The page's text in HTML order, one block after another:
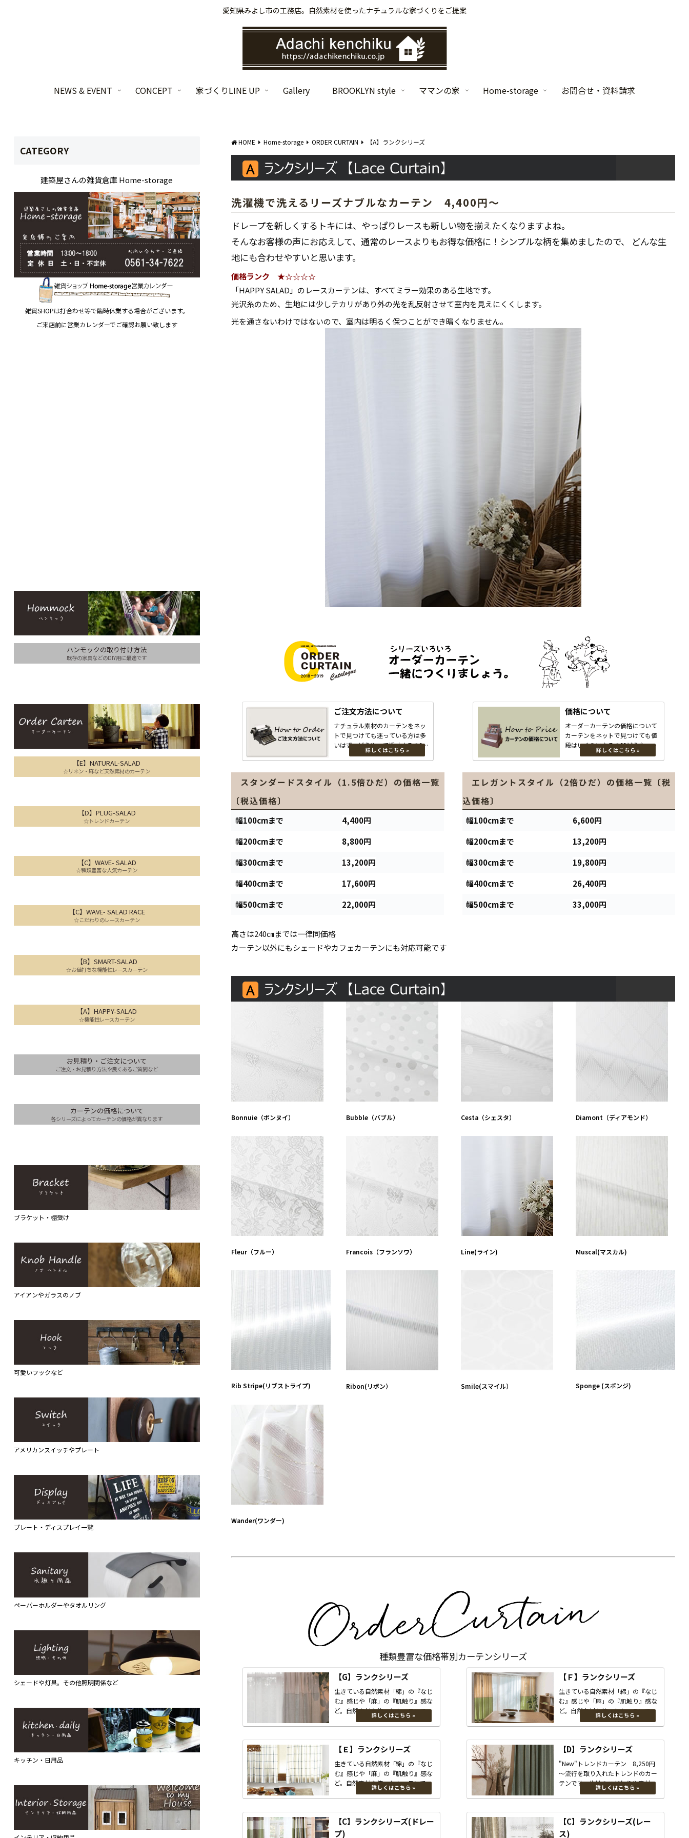
愛知県みよし市の工務店。自然素材を使ったナチュラルな家づくりをご提案
NEWS & EVENT CONCEPT 家づくりLINE UP Gallery BROOKLYN style ママンの家 Home-storage お問合せ・資料請求
HOME Home-storage ORDER CURTAIN 【A】ランクシリーズ
洗濯機で洗えるリーズナブルなカーテン 4,400円～
ドレープを新しくするトキには、やっぱりレースも新しい物を揃えたくなりますよね。
そんなお客様の声にお応えして、通常のレースよりもお得な価格に！シンプルな柄を集めましたので、 どんな生
地にも合わせやすいと思います。
価格ランク ★☆☆☆☆
「HAPPY SALAD」のレースカーテンは、すべてミラー効果のある生地です。
光沢糸のため、生地には少しテカリがあり外の光を乱反射させて室内を見えにくくします。
光を通さないわけではないので、室内は明るく保つことができ暗くなりません。
ご注文方法について
ナチュラル素材のカーテンをネッ
トで見つけても迷っている方は多
いはず。どうやって採寸するの??
天井付け・正面付けって何?生...
価格について
オーダーカーテンの価格について
カーテンをネットで見つけても値
段はいくらになるの??どうやって
採寸するの??と注文を迷って...
スタンダードスタイル（1.5倍ひだ）の価格一覧
〔税込価格〕
幅100cmまで
4,400円
幅200cmまで
8,800円
幅300cmまで
13,200円
幅400cmまで
17,600円
幅500cmまで
22,000円
エレガントスタイル（2倍ひだ）の価格一覧〔税
込価格〕
幅100cmまで
6,600円
幅200cmまで
13,200円
幅300cmまで
19,800円
幅400cmまで
26,400円
幅500cmまで
33,000円
高さは240㎝までは一律同価格
カーテン以外にもシェードやカフェカーテンにも対応可能です
Bonnuie（ボンヌイ） Bubble（バブル） Cesta（シェスタ） Diamont（ディアモンド）
Fleur（フルー） Francois（フランソワ） Line(ライン) Muscal(マスカル)
Rib Stripe(リブストライプ) Ribon(リボン） Smile(スマイル） Sponge (スポンジ)
Wander(ワンダー)
種類豊富な価格帯別カーテンシリーズ
【G】ランクシリーズ
生きている自然素材「綿」の『なじ
む』感じや「麻」の『肌触り』感な
ど。自然素材を使ったカーテンで
す。 触り心地も良く、ナチュラルな
【Ｆ】ランクシリーズ
生きている自然素材「綿」の『なじ
む』感じや「麻」の『肌触り』感な
ど。自然素材を使ったカーテンで
す。 触り心地も良く、ナチュラルな
【Ｅ】ランクシリーズ
生きている自然素材「綿」の『なじ
む』感じや「麻」の『肌触り』感な
ど。自然素材を使ったカーテンで
す。 触り心地も良く、ナチュラルな
【D】ランクシリーズ
"New"トレンドカーテン 8,250円
～流行を取り入れたトレンドのカー
テンです。生地のこだわりや素材感
をお楽しみ頂けま...
【C】ランクシリーズ(ドレー
プ)
【C】ランクシリーズ(レー
ス)
CATEGORY
建築屋さんの雑貨倉庫 Home-storage
雑貨SHOPは打合わせ等で臨時休業する場合がございます。
ご来店前に営業カレンダーでご確認お願い致します
ハンモックの取り付け方法
既存の家具などのDIY用に最適です
【E】NATURAL-SALAD
☆リネン・麻など天然素材のカーテン
【D】PLUG-SALAD
☆トレンドカーテン
【C】WAVE- SALAD
☆種類豊富な人気カーテン
【C】WAVE- SALAD RACE
☆こだわりのレースカーテン
【B】SMART-SALAD
☆お値打ちな機能性レースカーテン
【A】HAPPY-SALAD
☆機能性レースカーテン
お見積り・ご注文について
ご注文・お見積り方法や良くあるご質問など
カーテンの価格について
各シリーズによってカーテンの価格が異なります
ブラケット・棚受け
アイアンやガラスのノブ
可愛いフックなど
アメリカンスイッチやプレート
プレート・ディスプレイ一覧
ペーパーホルダーやタオルリング
シェードや灯具。その他照明関係など
キッチン・日用品